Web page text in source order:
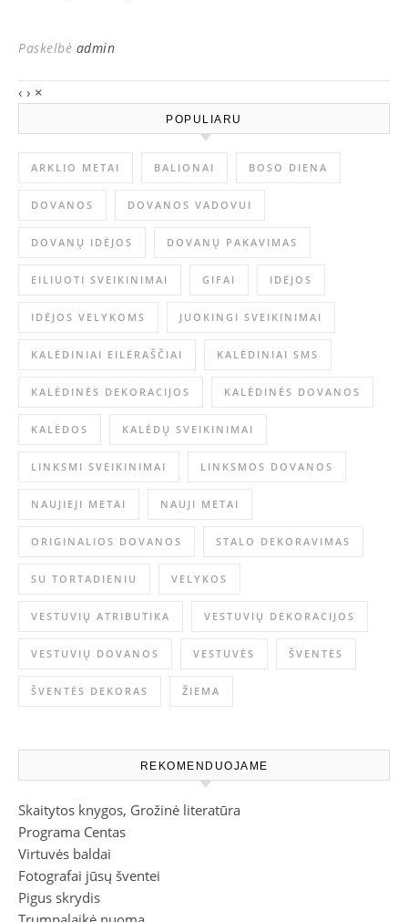
Paskelbė admin
‹ › ×
POPULIARU
ARKLIO METAI BALIONAI BOSO DIENA
DOVANOS DOVANOS VADOVUI
DOVANŲ IDĖJOS DOVANŲ PAKAVIMAS
EILIUOTI SVEIKINIMAI GIFAI IDĖJOS
IDĖJOS VELYKOMS JUOKINGI SVEIKINIMAI
KALĖDINIAI EILĖRAŠČIAI KALĖDINIAI SMS
KALĖDINĖS DEKORACIJOS KALĖDINĖS DOVANOS
KALĖDOS KALĖDŲ SVEIKINIMAI
LINKSMI SVEIKINIMAI LINKSMOS DOVANOS
NAUJIEJI METAI NAUJI METAI
ORIGINALIOS DOVANOS STALO DEKORAVIMAS
SU TORTADIENIU VELYKOS
VESTUVIŲ ATRIBUTIKA VESTUVIŲ DEKORACIJOS
VESTUVIŲ DOVANOS VESTUVĖS ŠVENTĖS
ŠVENTĖS DEKORAS ŽIEMA
REKOMENDUOJAME
Skaitytos knygos, Grožinė literatūra
Programa Centas
Virtuvės baldai
Fotografai jūsų šventei
Pigus skrydis